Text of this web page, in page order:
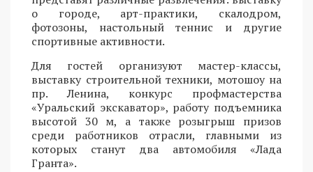
о городе, арт-практики, скалодром,
фотозоны, настольный теннис и другие
спортивные активности.
Для гостей организуют мастер-классы,
выставку строительной техники, мотошоу на
пр. Ленина, конкурс профмастерства
«Уральский экскаватор», работу подъемника
высотой 30 м, а также розыгрыш призов
среди работников отрасли, главными из
которых станут два автомобиля «Лада
Гранта».